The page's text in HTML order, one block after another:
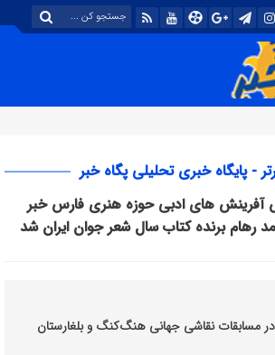
- پایگاه خبری تحلیلی پگاه خبر
آفرینش های ادبی حوزه هنری فارس خبر
رهام برنده کتاب سال شعر جوان ایران شد
مسابقات نقاشی جهانی هنگ‌کنگ و بلغارستان